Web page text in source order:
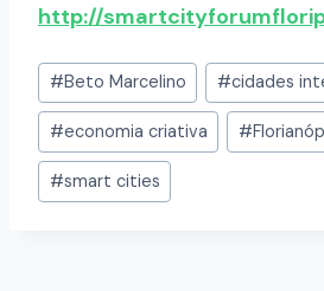
http://
#Beto Marcelino #cidades
#economia criativa #
#smart cities